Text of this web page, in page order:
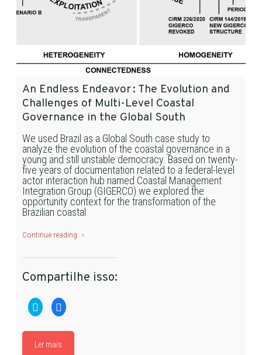
An Endless Endeavor : The Evolution and
Challenges of Multi-Level Coastal
Governance in the Global South
We used Brazil as a Global South case study to
analyze the evolution of the coastal governance in a
young and still unstable democracy. Based on twenty-
five years of documentation related to a federal-level
actor interaction hub named Coastal Management
Integration Group (GIGERCO) we explored the
opportunity context for the transformation of the
Brazilian coastal
Continue reading
Compartilhe isso:
Clique
para
compartilhar
Twitter(abre
nova
Clique
para
Facebook(abre
Ler mais